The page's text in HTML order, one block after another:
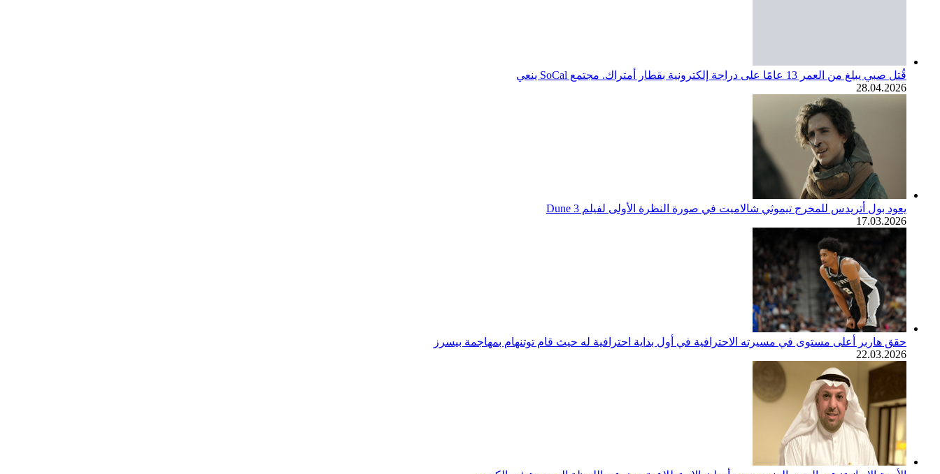
قُتل صبي يبلغ من العمر 13 عامًا على دراجة إلكترونية بقطار أمتراك. مجتمع SoCal ينعي
28.04.2026
يعود بول أتريدس للمخرج تيموثي شالاميت في صورة النظرة الأولى لفيلم Dune 3
17.03.2026
حقق هاربر أعلى مستوى في مسيرته الاحترافية في أول بداية احترافية له حيث قام توتنهام بمهاجمة بيسرز
22.03.2026